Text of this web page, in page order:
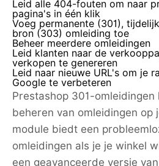
Leid alle 404-fouten om naar
pagina's in één klik
Voeg permanente (301),
bron (303) omleiding toe
Beheer meerdere omleidingen
Leid klanten naar de
verkopen te genereren
Leid naar nieuwe URL's om je
Google te verbeteren
Prestashop 301-omleidingen
beheren van omleidingen op
module biedt een
omleidingen als je je winkel
een geavanceerde versie